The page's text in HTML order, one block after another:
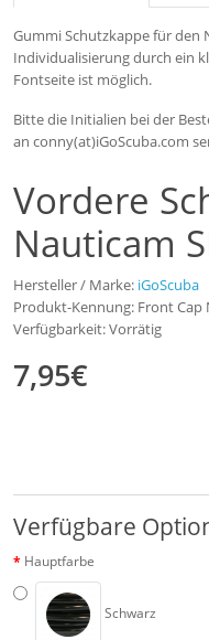
Gummi Schutzkappe für den
Individualisierung durch ein
Fontseite ist möglich.
Bitte die Initialien bei der
an conny(at)iGoScuba.com
Vordere
Nauticam
Hersteller / Marke: iGoScuba
Produkt-Kennung: Front Cap
Verfügbarkeit: Vorrätig
7,95€
Verfügbare
Hauptfarbe
Schwarz